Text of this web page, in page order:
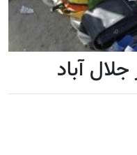
آباد